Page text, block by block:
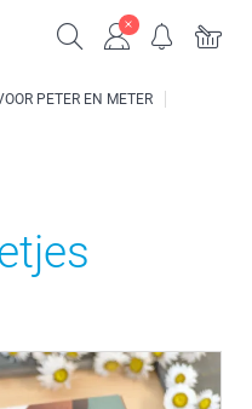
PETER EN METER